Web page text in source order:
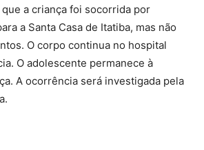
a criança foi socorrida por
a Santa Casa de Itatiba, mas não
O corpo continua no hospital
O adolescente permanece à
A ocorrência será investigada pela